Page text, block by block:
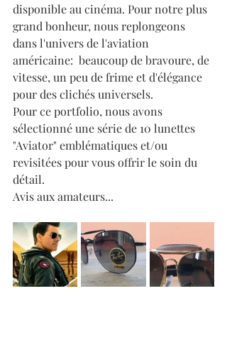
disponible au cinéma. Pour notre plus
grand bonheur, nous replongeons
dans l'univers de l'aviation
américaine:  beaucoup de bravoure, de
vitesse, un peu de frime et d'élégance
pour des clichés universels.
Pour ce portfolio, nous avons
sélectionné une série de 10 lunettes
"Aviator" emblématiques et/ou
revisitées pour vous offrir le soin du
détail.
Avis aux amateurs...